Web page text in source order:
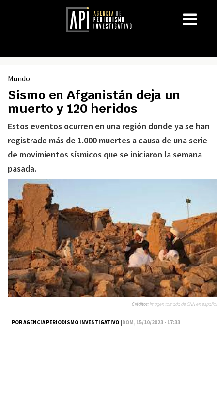
Mundo
Sismo en Afganistán deja un
muerto y 120 heridos
Estos eventos ocurren en una región donde ya se han
registrado más de 1.000 muertes a causa de una serie
de movimientos sísmicos que se iniciaron la semana
pasada.
POR AGENCIA PERIODISMO INVESTIGATIVO |DOM, 15/10/2023 - 17:33
Créditos:Imagen tomada de CNN en español